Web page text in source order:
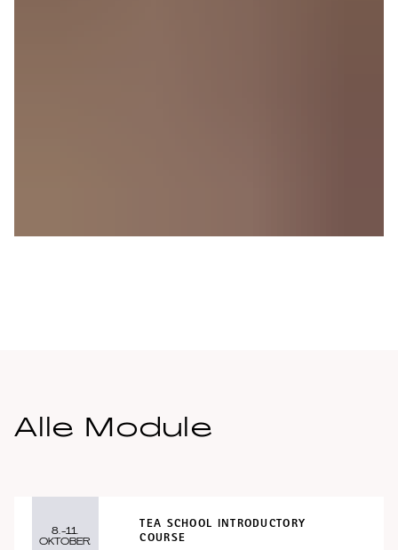
Alle Module
8.-11.
OKTOBER
TEA SCHOOL INTRODUCTORY
COURSE